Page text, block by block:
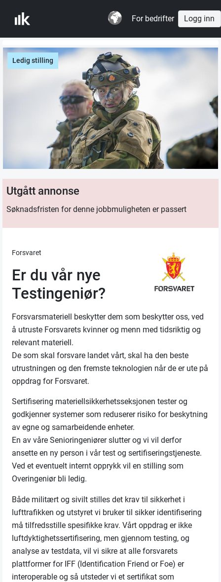
For bedrifter Logg inn
Ledig stilling
Utgått annonse
Søknadsfristen for denne jobbmuligheten er passert
Forsvaret
Er du vår nye
Testingeniør?
Forsvarsmateriell beskytter dem som beskytter oss, ved
å utruste Forsvarets kvinner og menn med tidsriktig og
relevant materiell.
De som skal forsvare landet vårt, skal ha den beste
utrustningen og den fremste teknologien når de er ute på
oppdrag for Forsvaret.
Sertifisering materiellsikkerhetsseksjonen tester og
godkjenner systemer som reduserer risiko for beskytning
av egne og samarbeidende enheter.
En av våre Senioringeniører slutter og vi vil derfor
ansette en ny person i vår test og sertifiseringstjeneste.
Ved et eventuelt internt opprykk vil en stilling som
Overingeniør bli ledig.
Både militært og sivilt stilles det krav til sikkerhet i
lufttrafikken og utstyret vi bruker til sikker identifisering
må tilfredsstille spesifikke krav. Vårt oppdrag er ikke
luftdyktighetssertifisering, men gjennom testing, og
analyse av testdata, vil vi sikre at alle forsvarets
plattformer for IFF (Identification Friend or Foe) er
interoperable og så utsteder vi et sertifikat som